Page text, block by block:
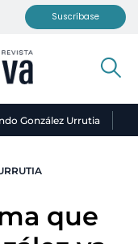
Suscríbase
González Urrutia
que